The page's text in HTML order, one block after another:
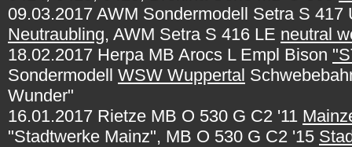
09.03.2017 AWM Sondermodell Setra S 417
Neutraubling, AWM Setra S 416 LE neutral
18.02.2017 Herpa MB Arocs L Empl Bison
Sondermodell WSW Wuppertal
Wunder"
16.01.2017 Rietze MB O 530 G C2 '11
"Stadtwerke Mainz", MB O 530 G C2 '15